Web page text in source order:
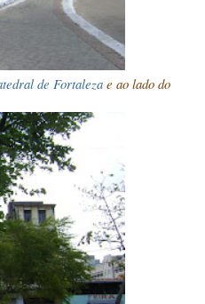
de Fortalezae ao lado do